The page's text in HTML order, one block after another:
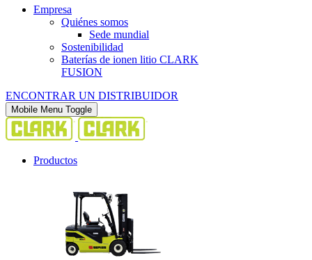
Empresa
Quiénes somos
Sede mundial
Sostenibilidad
Baterías de ionen litio CLARK
FUSION
ENCONTRAR UN DISTRIBUIDOR
Mobile Menu Toggle
Productos